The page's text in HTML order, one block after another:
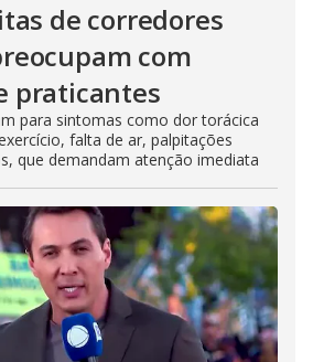
de corredores
com
praticantes
para sintomas como dor torácica
falta de ar, palpitações
que demandam atenção imediata